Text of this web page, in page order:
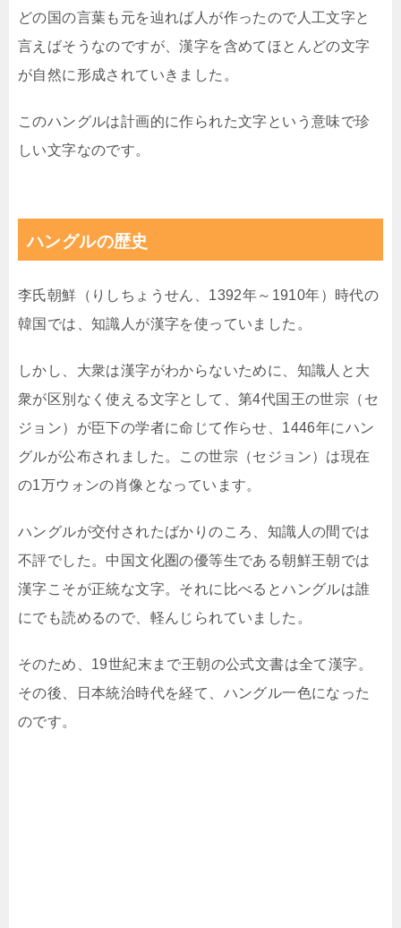
どの国の言葉も元を辿れば人が作ったので人工文字と
言えばそうなのですが、漢字を含めてほとんどの文字
が自然に形成されていきました。
このハングルは計画的に作られた文字という意味で珍
しい文字なのです。
ハングルの歴史
李氏朝鮮（りしちょうせん、1392年～1910年）時代の
韓国では、知識人が漢字を使っていました。
しかし、大衆は漢字がわからないために、知識人と大
衆が区別なく使える文字として、第4代国王の世宗（セ
ジョン）が臣下の学者に命じて作らせ、1446年にハン
グルが公布されました。この世宗（セジョン）は現在
の1万ウォンの肖像となっています。
ハングルが交付されたばかりのころ、知識人の間では
不評でした。中国文化圏の優等生である朝鮮王朝では
漢字こそが正統な文字。それに比べるとハングルは誰
にでも読めるので、軽んじられていました。
そのため、19世紀末まで王朝の公式文書は全て漢字。
その後、日本統治時代を経て、ハングル一色になった
のです。